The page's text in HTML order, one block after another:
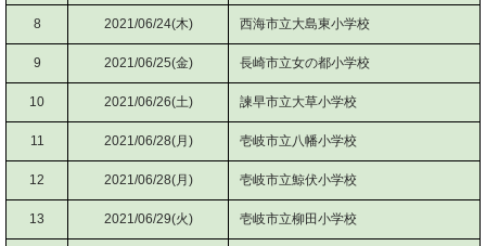
8 2021/06/24(木) 西海市立大島東小学校
9 2021/06/25(金) 長崎市立女の都小学校
10 2021/06/26(土) 諫早市立大草小学校
11 2021/06/28(月) 壱岐市立八幡小学校
12 2021/06/28(月) 壱岐市立鯨伏小学校
13 2021/06/29(火) 壱岐市立柳田小学校